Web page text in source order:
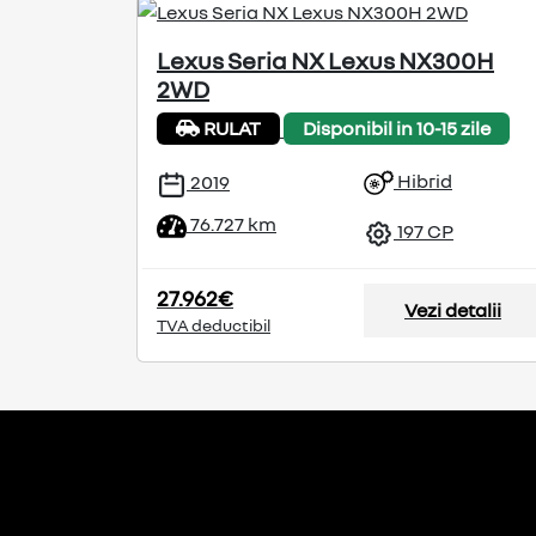
Lexus Seria NX Lexus NX300H
2WD
RULAT Disponibil in 10-15 zile
2019
76.727 km
Hibrid
197 CP
27.962€
TVA deductibil
Vezi detalii